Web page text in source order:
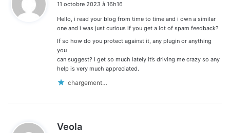
t
11 octobre 2023 à 16h16
Hello, i read your blog from time to time and i own a similar
one and i was just curious if you get a lot of spam feedback?
If so how do you protect against it, any plugin or anything
you
can suggest? I get so much lately it’s driving me crazy so any
help is very much appreciated.
chargement…
Veola